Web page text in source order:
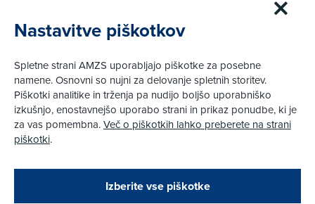
Zapri
Podarjamo vam 10 €!
Obstoječi in novi AMZS člani, ki boste v AMZS
Piškotki
Politika zasebnosti
Informacije o obdelavi osebnih podatkov - videonadzor
Pravno obvestilo
Izvensodno reševanje potrošniških sporov
Cenik članstva AMZS
Nastavitve piškotkov
Spletne strani AMZS uporabljajo piškotke za posebne
namene. Osnovni so nujni za delovanje spletnih storitev.
Piškotki analitike in trženja pa nudijo boljšo uporabniško
izkušnjo, enostavnejšo uporabo strani in prikaz ponudbe, ki je
za vas pomembna.Več o piškotkih lahko preberete na strani
piškotki.
Izberite vse piškotke